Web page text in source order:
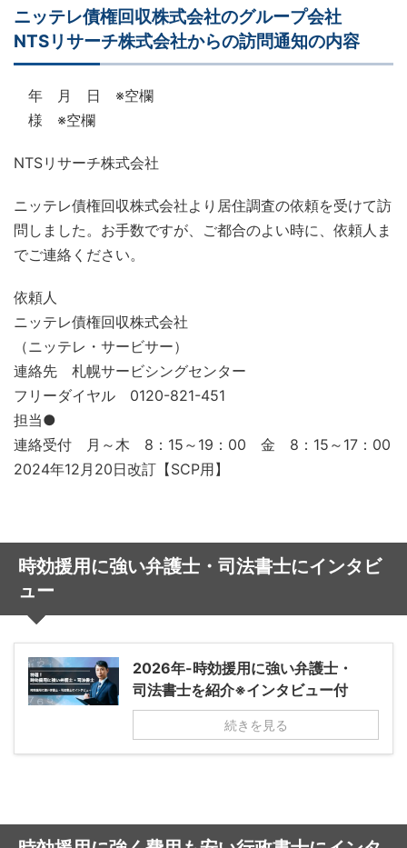
ニッテレ債権回収株式会社のグループ会社
NTSリサーチ株式会社からの訪問通知の内容
年 月 日 ※空欄
様 ※空欄
NTSリサーチ株式会社
ニッテレ債権回収株式会社より居住調査の依頼を受けて訪
問しました。お手数ですが、ご都合のよい時に、依頼人ま
でご連絡ください。
依頼人
ニッテレ債権回収株式会社
（ニッテレ・サービサー）
連絡先 札幌サービシングセンター
フリーダイヤル 0120-821-451
担当●
連絡受付 月～木 8：15～19：00 金 8：15～17：00
2024年12月20日改訂【SCP用】
時効援用に強い弁護士・司法書士にインタビ
ュー
2026年-時効援用に強い弁護士・
司法書士を紹介※インタビュー付
続きを見る